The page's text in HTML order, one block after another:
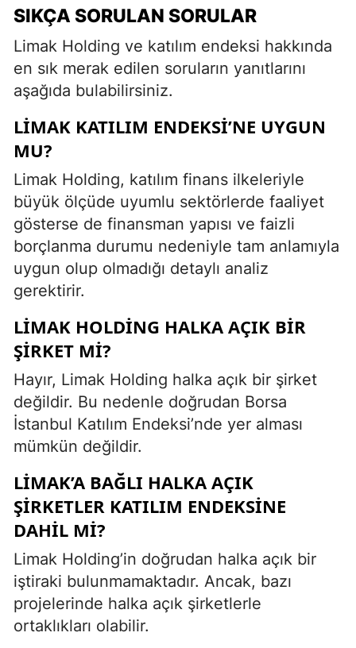
SIKÇA SORULAN SORULAR
Limak Holding ve katılım endeksi hakkında
en sık merak edilen soruların yanıtlarını
aşağıda bulabilirsiniz.
LIMAK KATILIM ENDEKSI’NE UYGUN
MU?
Limak Holding, katılım finans ilkeleriyle
büyük ölçüde uyumlu sektörlerde faaliyet
gösterse de finansman yapısı ve faizli
borçlanma durumu nedeniyle tam anlamıyla
uygun olup olmadığı detaylı analiz
gerektirir.
LIMAK HOLDING HALKA AÇIK BIR
ŞIRKET MI?
Hayır, Limak Holding halka açık bir şirket
değildir. Bu nedenle doğrudan Borsa
İstanbul Katılım Endeksi’nde yer alması
mümkün değildir.
LIMAK’A BAĞLI HALKA AÇIK
ŞIRKETLER KATILIM ENDEKSINE
DAHIL MI?
Limak Holding’in doğrudan halka açık bir
iştiraki bulunmamaktadır. Ancak, bazı
projelerinde halka açık şirketlerle
ortaklıkları olabilir.